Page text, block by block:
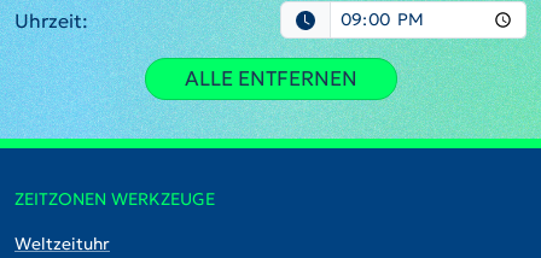
Uhrzeit:
ALLE ENTFERNEN
ZEITZONEN WERKZEUGE
Weltzeituhr